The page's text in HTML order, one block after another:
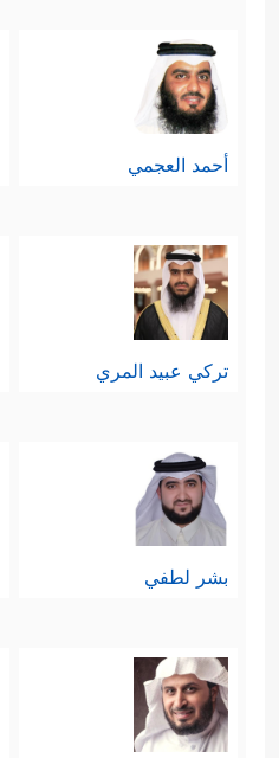
أحمد العجمي
تركي عبيد المري
بشر لطفي